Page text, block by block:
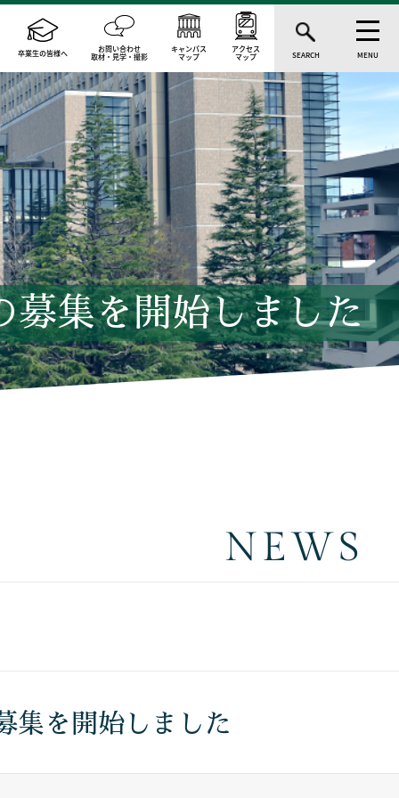
卒業生の皆様へ お問い合わせ
取材・見学・撮影
キャンパス
マップ
アクセス
マップ SEARCH MENU
募集を開始しました
NEWS
集を開始しました